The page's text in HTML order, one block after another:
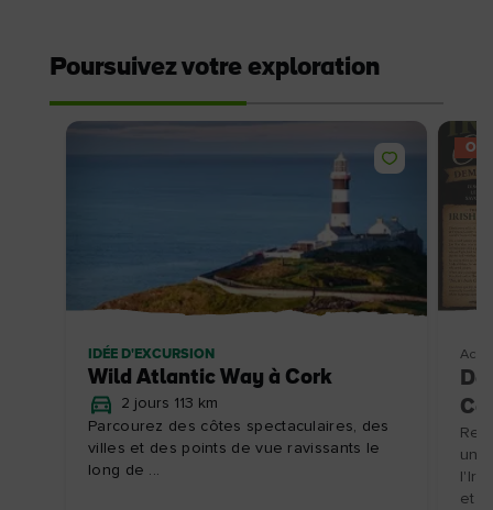
Poursuivez votre exploration
IDÉE D'EXCURSION
Wild Atlantic Way à Cork
2 jours 113 km
Parcourez des côtes spectaculaires, des
villes et des points de vue ravissants le
long de ...
une
et